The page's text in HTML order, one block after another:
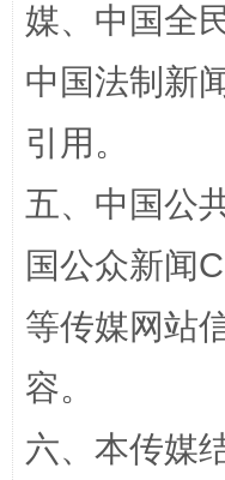
招工难、用
媒、中国全
中国法制新
引用。
五、中国公
国公众新闻
等传媒网站
容。
六、本传媒